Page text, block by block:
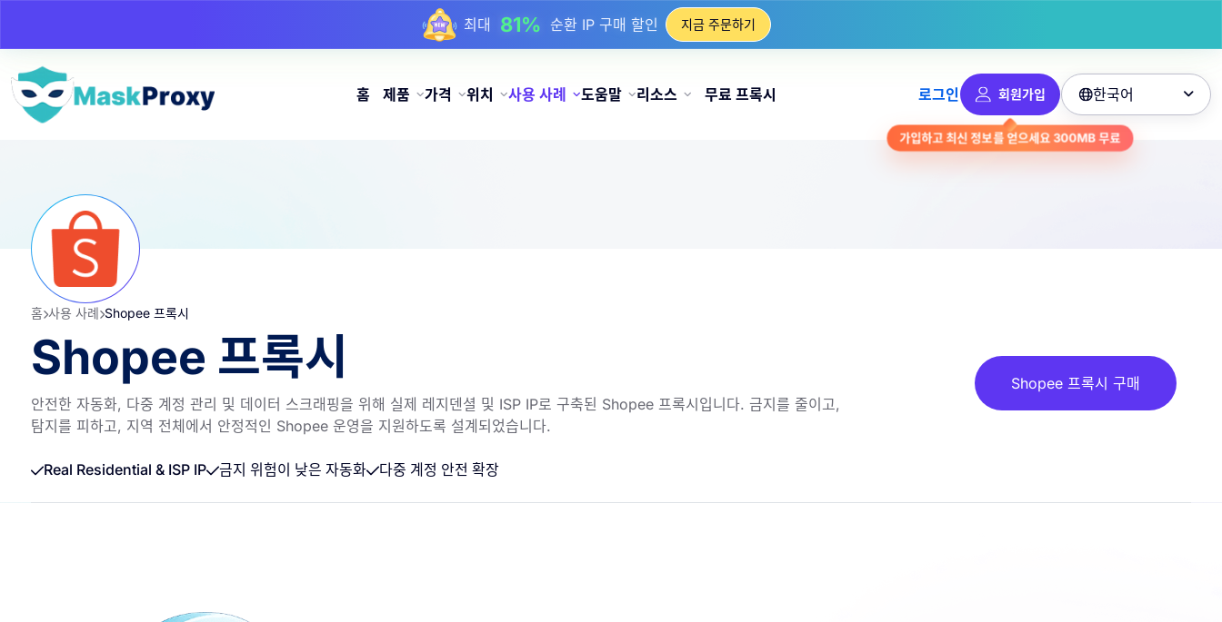
최대 81% 순환 IP 구매 할인 지금 주문하기
홈 제품 가격 위치 사용 사례 도움말 리소스 무료 프록시 로그인 회원가입
가입하고 최신 정보를 얻으세요300MB 무료
한국어 
홈 사용 사례 Shopee 프록시
Shopee 프록시
안전한 자동화, 다중 계정 관리 및 데이터 스크래핑을 위해 실제 레지덴셜 및 ISP IP로 구축된 Shopee 프록시입니다. 금지를 줄이고,
탐지를 피하고, 지역 전체에서 안정적인 Shopee 운영을 지원하도록 설계되었습니다.
Shopee 프록시 구매
Real Residential & ISP IP 금지 위험이 낮은 자동화 다중 계정 안전 확장